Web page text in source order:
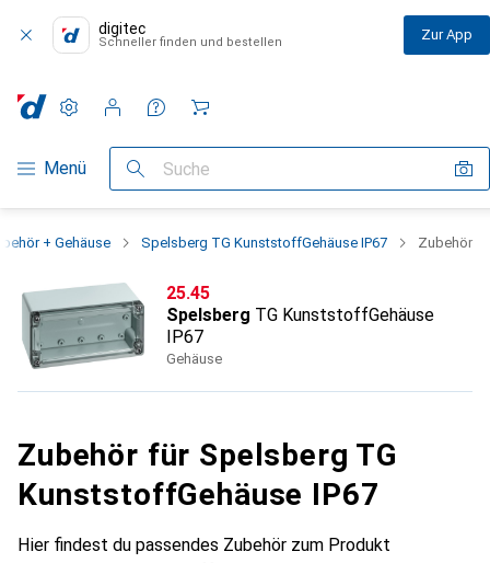
digitec
Schneller finden und bestellen Zur App
Navigation nach Kategorien
Menü Suche
Einstellungen
Kundenkonto
Vergleichslisten
Merklisten
Warenkorb
+ Gehäuse Spelsberg TG KunststoffGehäuse IP67 Zubehör
CHF
25.45
Spelsberg TG KunststoffGehäuse
IP67
Gehäuse
Zubehör für Spelsberg TG
KunststoffGehäuse IP67
Hier findest du passendes Zubehör zum Produkt